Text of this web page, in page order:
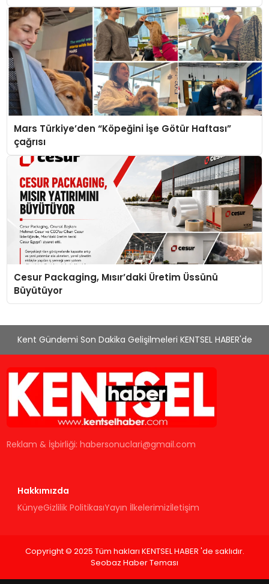
Mars Türkiye’den “Köpeğini İşe Götür Haftası”
çağrısı
Cesur Packaging, Mısır’daki Üretim Üssünü
Büyütüyor
Kent Gündemi Son Dakika Gelişilmeleri KENTSEL HABER'de
Reklam & İşbirliği:habersonuclari@gmail.com
Hakkımızda
KünyeGizlilik PolitikasıYayın İlkelerimizİletişim
Copyright © 2025 Tüm hakları KENTSEL HABER 'de saklıdır.
Seobaz Haber Teması